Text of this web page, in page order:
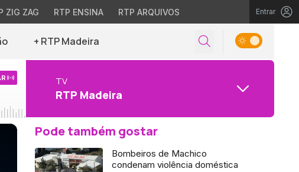
ZIG ZAG RTP ENSINA RTP ARQUIVOS Entrar
+ RTP Madeira
TV
RTP Madeira
Pode também gostar
Bombeiros de Machico
condenam violência doméstica